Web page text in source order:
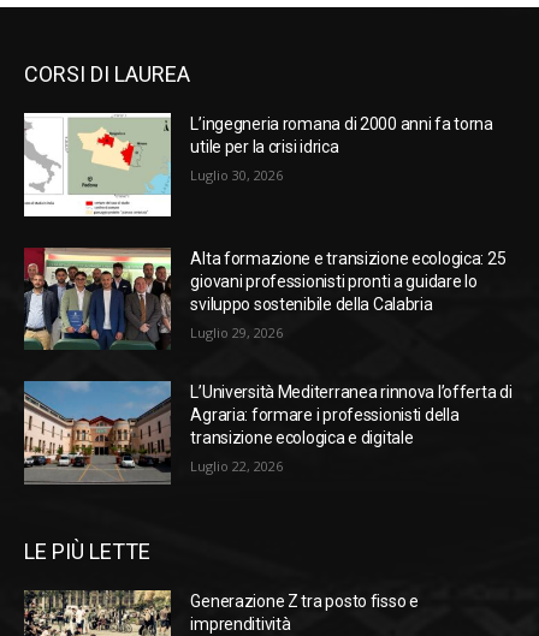
CORSI DI LAUREA
L’ingegneria romana di 2000 anni fa torna
utile per la crisi idrica
Luglio 30, 2026
Alta formazione e transizione ecologica: 25
giovani professionisti pronti a guidare lo
sviluppo sostenibile della Calabria
Luglio 29, 2026
L’Università Mediterranea rinnova l’offerta di
Agraria: formare i professionisti della
transizione ecologica e digitale
Luglio 22, 2026
LE PIÙ LETTE
Generazione Z tra posto fisso e
imprenditività